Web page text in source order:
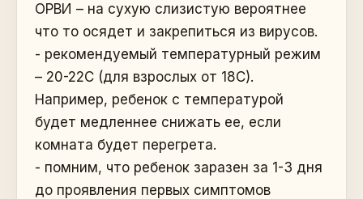
ОРВИ – на сухую слизистую вероятнее
что то осядет и закрепиться из вирусов.
- рекомендуемый температурный режим
– 20-22С (для взрослых от 18С).
Например, ребенок с температурой
будет медленнее снижать ее, если
комната будет перегрета.
- помним, что ребенок заразен за 1-3 дня
до проявления первых симптомов